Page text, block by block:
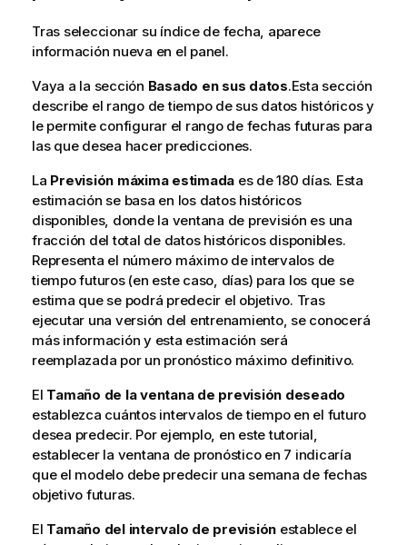
Tras seleccionar su índice de fecha, aparece
información nueva en el panel.
Vaya a la sección Basado en sus datos.Esta sección
describe el rango de tiempo de sus datos históricos y
le permite configurar el rango de fechas futuras para
las que desea hacer predicciones.
La Previsión máxima estimada es de 180 días. Esta
estimación se basa en los datos históricos
disponibles, donde la ventana de previsión es una
fracción del total de datos históricos disponibles.
Representa el número máximo de intervalos de
tiempo futuros (en este caso, días) para los que se
estima que se podrá predecir el objetivo. Tras
ejecutar una versión del entrenamiento, se conocerá
más información y esta estimación será
reemplazada por un pronóstico máximo definitivo.
El Tamaño de la ventana de previsión deseado
establezca cuántos intervalos de tiempo en el futuro
desea predecir. Por ejemplo, en este tutorial,
establecer la ventana de pronóstico en 7 indicaría
que el modelo debe predecir una semana de fechas
objetivo futuras.
El Tamaño del intervalo de previsión establece el